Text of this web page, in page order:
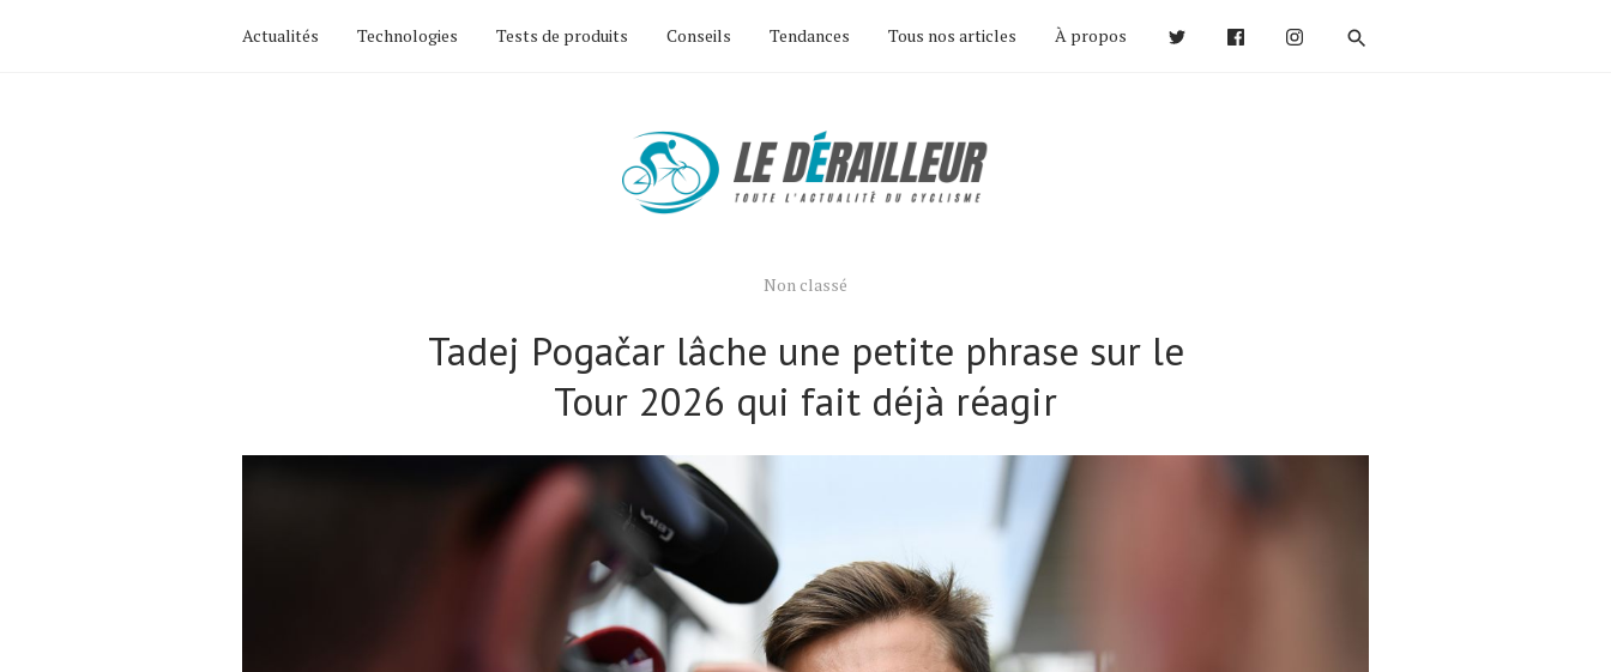
Actualités Technologies Tests de produits Conseils Tendances Tous nos articles À propos
Non classé
Tadej Pogačar lâche une petite phrase sur le
Tour 2026 qui fait déjà réagir